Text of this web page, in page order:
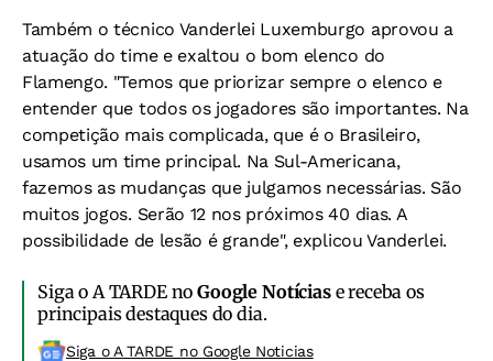
Também o técnico Vanderlei Luxemburgo aprovou a
atuação do time e exaltou o bom elenco do
Flamengo. "Temos que priorizar sempre o elenco e
entender que todos os jogadores são importantes. Na
competição mais complicada, que é o Brasileiro,
usamos um time principal. Na Sul-Americana,
fazemos as mudanças que julgamos necessárias. São
muitos jogos. Serão 12 nos próximos 40 dias. A
possibilidade de lesão é grande", explicou Vanderlei.
Siga o A TARDE noGoogle Notíciase receba os
principais destaques do dia.
Siga o A TARDE no Google Noticias